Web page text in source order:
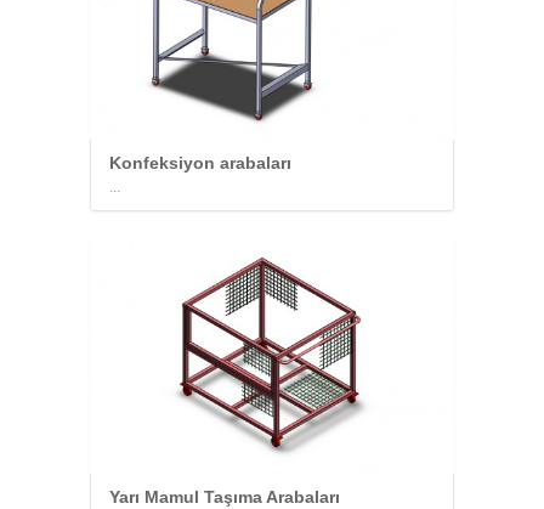
Konfeksiyon arabaları
Yarı Mamul Taşıma Arabaları